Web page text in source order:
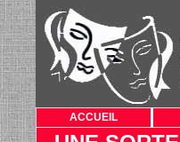
ACCUEIL